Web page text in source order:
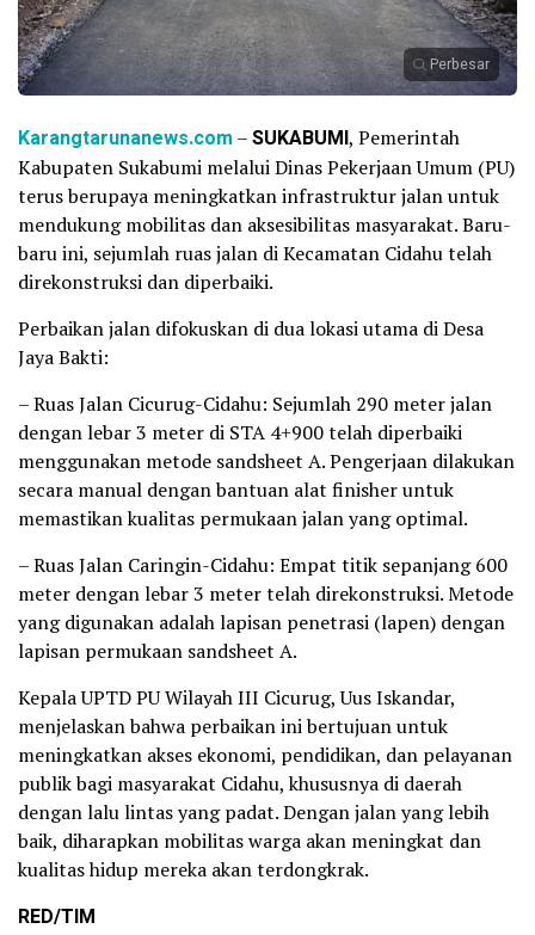
Perbesar
Karangtarunanews.com –SUKABUMI, Pemerintah
Kabupaten Sukabumi melalui Dinas Pekerjaan Umum (PU)
terus berupaya meningkatkan infrastruktur jalan untuk
mendukung mobilitas dan aksesibilitas masyarakat. Baru-
baru ini, sejumlah ruas jalan di Kecamatan Cidahu telah
direkonstruksi dan diperbaiki.
Perbaikan jalan difokuskan di dua lokasi utama di Desa
Jaya Bakti:
– Ruas Jalan Cicurug-Cidahu: Sejumlah 290 meter jalan
dengan lebar 3 meter di STA 4+900 telah diperbaiki
menggunakan metode sandsheet A. Pengerjaan dilakukan
secara manual dengan bantuan alat finisher untuk
memastikan kualitas permukaan jalan yang optimal.
– Ruas Jalan Caringin-Cidahu: Empat titik sepanjang 600
meter dengan lebar 3 meter telah direkonstruksi. Metode
yang digunakan adalah lapisan penetrasi (lapen) dengan
lapisan permukaan sandsheet A.
Kepala UPTD PU Wilayah III Cicurug, Uus Iskandar,
menjelaskan bahwa perbaikan ini bertujuan untuk
meningkatkan akses ekonomi, pendidikan, dan pelayanan
publik bagi masyarakat Cidahu, khususnya di daerah
dengan lalu lintas yang padat. Dengan jalan yang lebih
baik, diharapkan mobilitas warga akan meningkat dan
kualitas hidup mereka akan terdongkrak.
RED/TIM